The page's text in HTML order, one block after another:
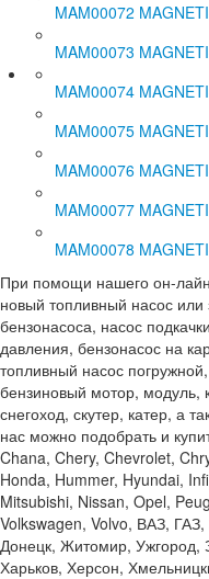
MAM00072
MAM00073
MAM00074
MAM00075
MAM00076
MAM00077
MAM00078
При помощи нашего он-лайн
новый топливный насос или
бензонасоса, насос
давления, бензонасос на
топливный насос
бензиновый мотор, модуль,
снегоход, скутер, катер, а
нас можно подобрать и
Chana, Chery, Chevrolet,
Honda, Hummer, Hyundai,
Mitsubishi, Nissan, Opel,
Volkswagen, Volvo, ВАЗ,
Донецк, Житомир, Ужгород,
Харьков, Херсон,